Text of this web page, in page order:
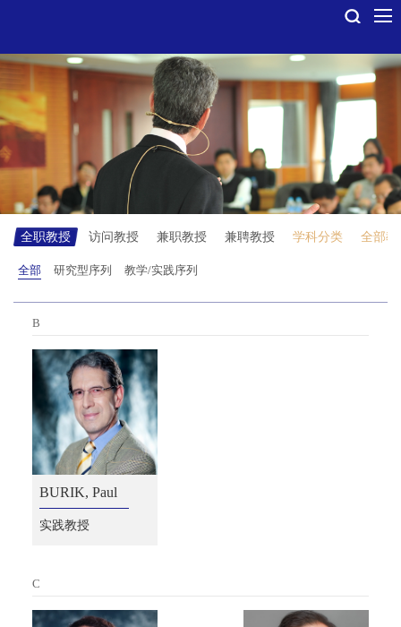
全职教授 访问教授 兼职教授 兼聘教授 学科分类 全部教
全部 研究型序列 教学/实践序列
B
BURIK, Paul
实践教授
C